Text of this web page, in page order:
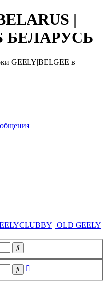
|
GEELY|BELGEE в
| OLD GEELY
Поиск